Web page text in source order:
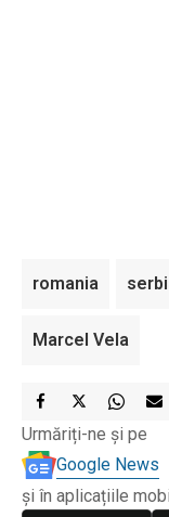
romania
Marcel Vela
Urmăriți-ne și pe
Google News
și în aplicațiile